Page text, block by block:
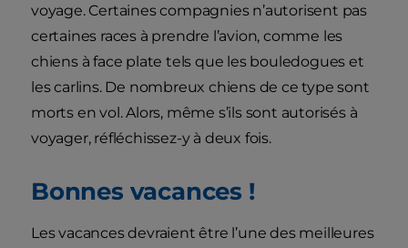
voyage. Certaines compagnies n’autorisent pas
certaines races à prendre l’avion, comme les
chiens à face plate tels que les bouledogues et
les carlins. De nombreux chiens de ce type sont
morts en vol. Alors, même s’ils sont autorisés à
voyager, réfléchissez-y à deux fois.
Bonnes vacances !
Les vacances devraient être l’une des meilleures